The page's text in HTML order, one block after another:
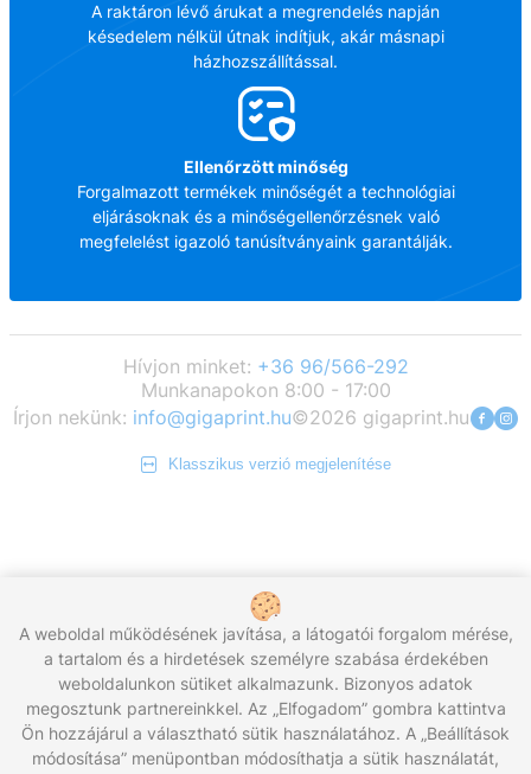
A raktáron lévő árukat a megrendelés napján
késedelem nélkül útnak indítjuk, akár másnapi
házhozszállítással.
Ellenőrzött minőség
Forgalmazott termékek minőségét a technológiai
eljárásoknak és a minőségellenőrzésnek való
megfelelést igazoló tanúsítványaink garantálják.
Hívjon minket: +36 96/566-292
Munkanapokon 8:00 - 17:00
Írjon nekünk: info@gigaprint.hu©2026 gigaprint.hu
Klasszikus verzió megjelenítése
A weboldal működésének javítása, a látogatói forgalom mérése,
a tartalom és a hirdetések személyre szabása érdekében
weboldalunkon sütiket alkalmazunk. Bizonyos adatok
megosztunk partnereinkkel. Az „Elfogadom” gombra kattintva
Ön hozzájárul a választható sütik használatához. A „Beállítások
módosítása” menüpontban módosíthatja a sütik használatát,